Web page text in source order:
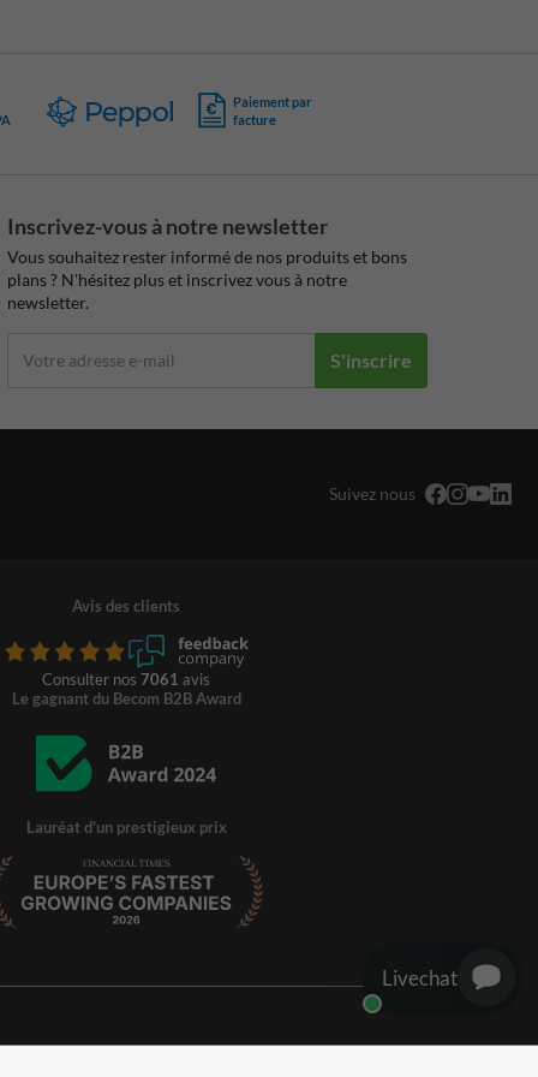
Paiement par
facture
Inscrivez-vous à notre newsletter
Vous souhaitez rester informé de nos produits et bons
plans ? N'hésitez plus et inscrivez vous à notre
newsletter.
S'inscrire
Suivez nous
Avis des clients
Consulter nos 7061 avis
Le gagnant du Becom B2B Award
Lauréat d'un prestigieux prix
Livechat